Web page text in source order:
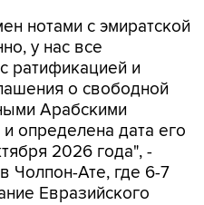
нотами с эмиратской
у нас все
ратификацией и
о свободной
Арабскими
определена дата его
2026 года", -
Чолпон-Ате, где 6-7
Евразийского